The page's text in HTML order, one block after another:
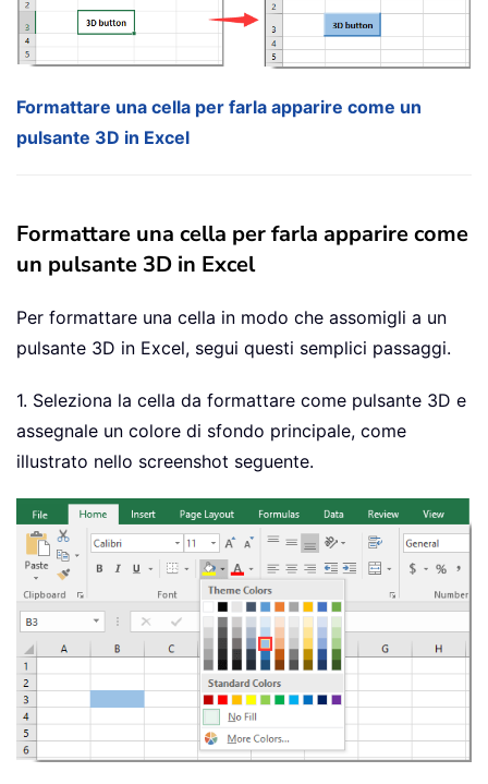
Formattare una cella per farla apparire come un
pulsante 3D in Excel
Formattare una cella per farla apparire come
un pulsante 3D in Excel
Per formattare una cella in modo che assomigli a un
pulsante 3D in Excel, segui questi semplici passaggi.
1. Seleziona la cella da formattare come pulsante 3D e
assegnale un colore di sfondo principale, come
illustrato nello screenshot seguente.